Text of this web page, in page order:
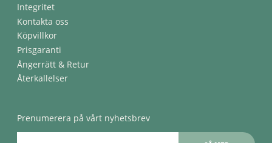
Integritet
Kontakta oss
Köpvillkor
Prisgaranti
Ångerrätt & Retur
Återkallelser
Prenumerera på vårt nyhetsbrev